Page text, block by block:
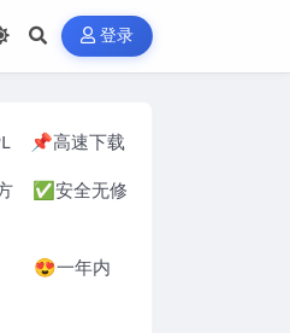
登录
📌高速下载
✅安全无修
😍一年内